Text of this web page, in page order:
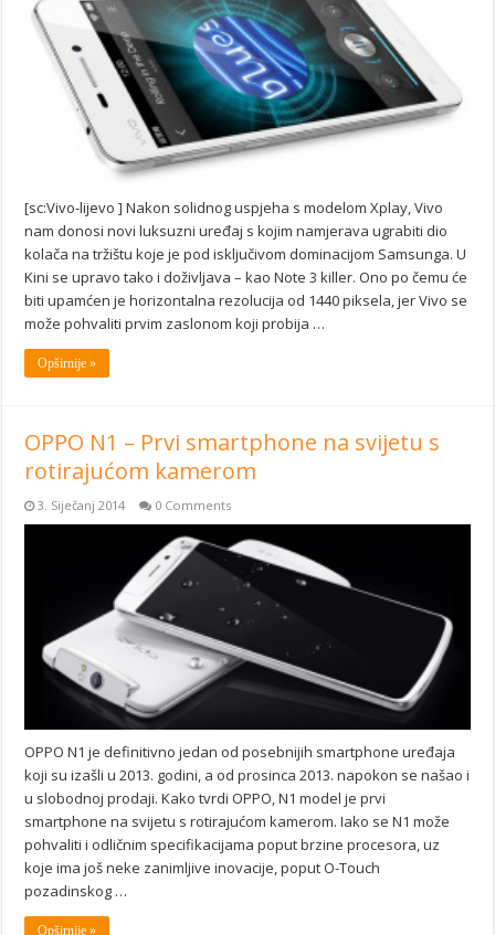
[sc:Vivo-lijevo ] Nakon solidnog uspjeha s modelom Xplay, Vivo
nam donosi novi luksuzni uređaj s kojim namjerava ugrabiti dio
kolača na tržištu koje je pod isključivom dominacijom Samsunga. U
Kini se upravo tako i doživljava – kao Note 3 killer. Ono po čemu će
biti upamćen je horizontalna rezolucija od 1440 piksela, jer Vivo se
može pohvaliti prvim zaslonom koji probija …
Opširnije »
OPPO N1 – Prvi smartphone na svijetu s
rotirajućom kamerom
3. Siječanj 2014 0 Comments
OPPO N1 je definitivno jedan od posebnijih smartphone uređaja
koji su izašli u 2013. godini, a od prosinca 2013. napokon se našao i
u slobodnoj prodaji. Kako tvrdi OPPO, N1 model je prvi
smartphone na svijetu s rotirajućom kamerom. Iako se N1 može
pohvaliti i odličnim specifikacijama poput brzine procesora, uz
koje ima još neke zanimljive inovacije, poput O-Touch
pozadinskog …
Opširnije »